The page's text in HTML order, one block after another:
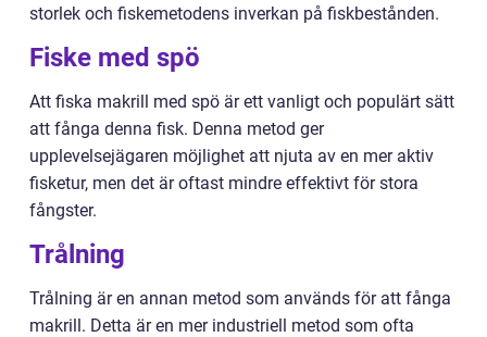
storlek och fiskemetodens inverkan på fiskbestånden.
Fiske med spö
Att fiska makrill med spö är ett vanligt och populärt sätt
att fånga denna fisk. Denna metod ger
upplevelsejägaren möjlighet att njuta av en mer aktiv
fisketur, men det är oftast mindre effektivt för stora
fångster.
Trålning
Trålning är en annan metod som används för att fånga
makrill. Detta är en mer industriell metod som ofta